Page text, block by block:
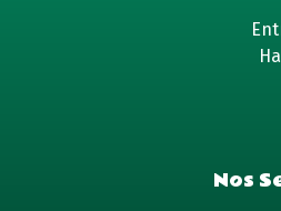
Nos